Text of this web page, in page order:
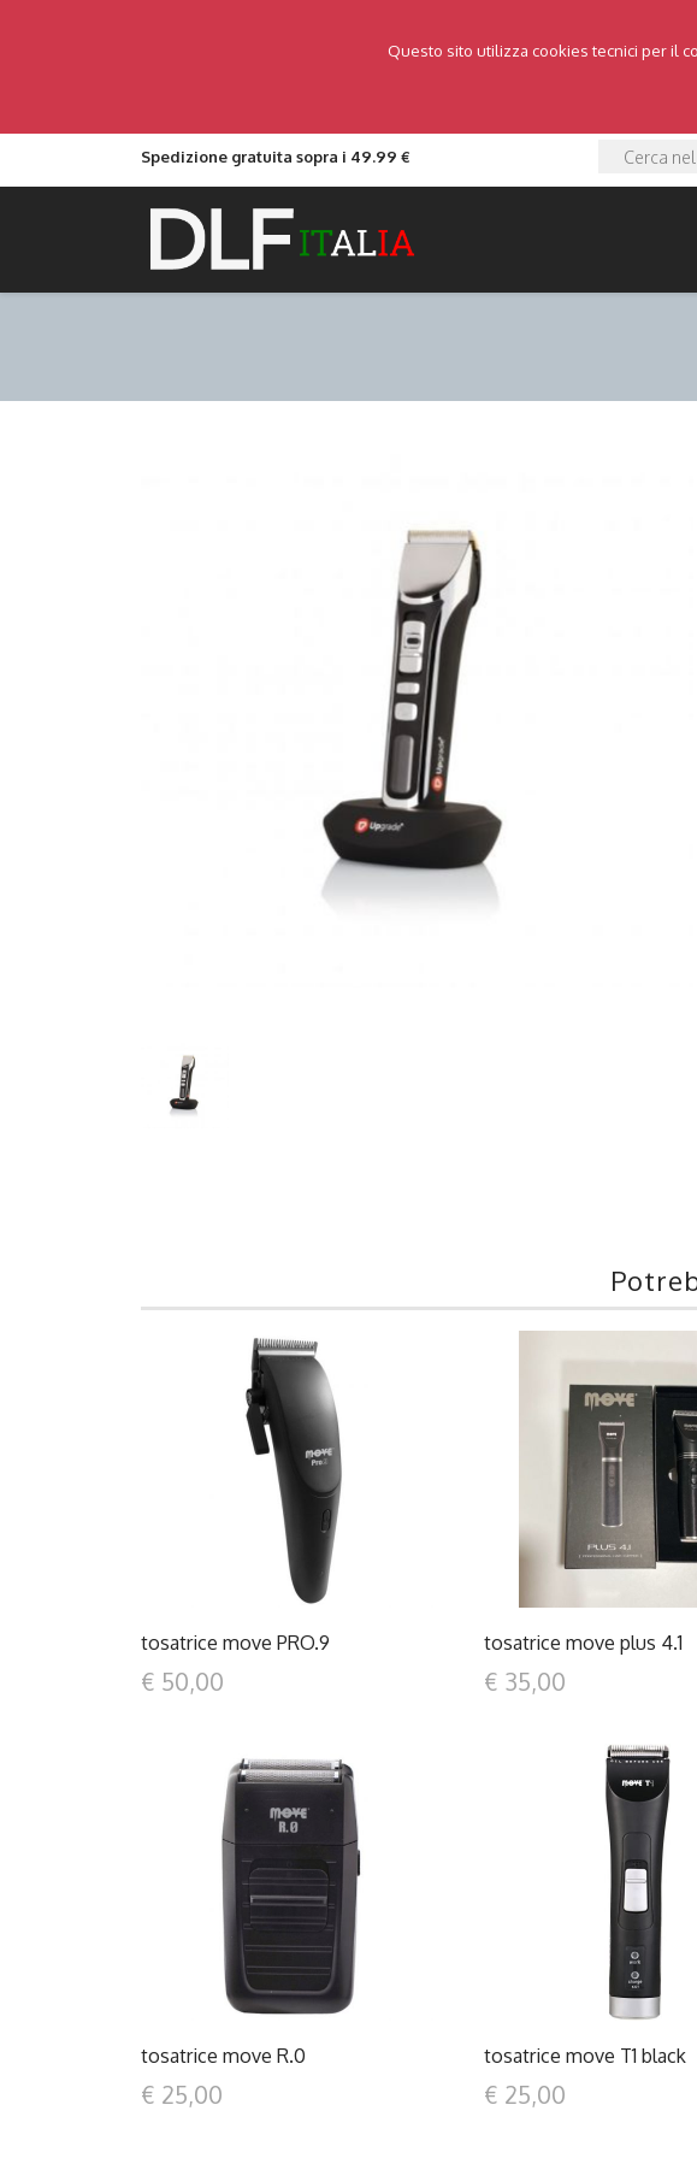
Questo sito utilizza cookies tecnici per il
Spedizione gratuita sopra i 49.99 €
DETTAGLI
tosatrice move PRO.9
€ 50,00
DETTAGLI
tosatrice move plus 4.1
€ 35,00
DETTAGLI
tosatrice move R.0
€ 25,00
DETTAGLI
tosatrice move T1 black
€ 25,00